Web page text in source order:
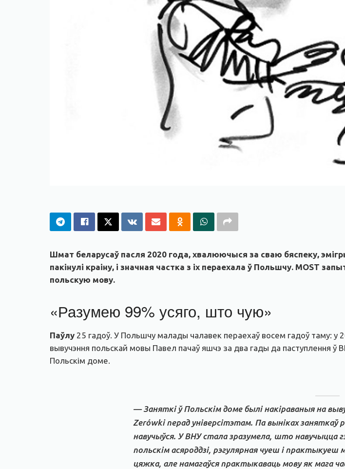
Шмат беларусаў пасля 2020 года, хвалюючыся за сваю бяспеку,
пакінулі краіну, і значная частка з іх пераехала ў Польшчу. MOST
польскую мову.
«Разумею 99% усяго, што чую»
Паўлу 25 гадоў. У Польшчу малады чалавек пераехаў восем гадоў таму: у
вывучэння польскай мовы Павел пачаў яшчэ за два гады да паступлення ў
Польскім доме.
— Заняткі ў Польскім доме былі накіраваныя на
Zerówki перад універсітэтам. Па выніках заняткаў
навучыўся. У ВНУ стала зразумела, што навучыцца
польскім асяроддзі, рэгулярная чуеш і
цяжка, але намагаўся практыкаваць мову як мага